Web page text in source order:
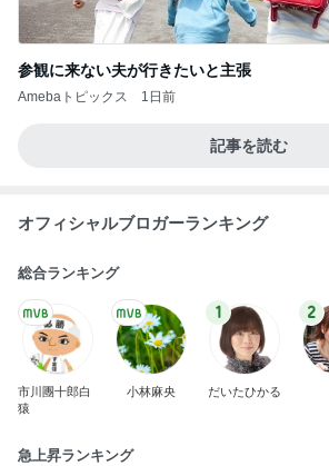
参観に来ない夫が行きたいと主張
Amebaトピックス 1日前
記事を読む
オフィシャルブロガーランキング
総合ランキング
市川團十郎白
猿
小林麻央
1
だいたひかる
2
急上昇ランキング